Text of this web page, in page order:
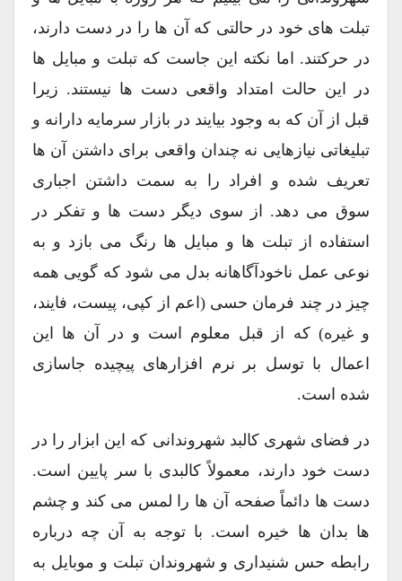
تبلت های خود در حالتی که آن ها را در دست دارند،
در حرکتند. اما نکته این جاست که تبلت و مبایل ها
در این حالت امتداد واقعی دست ها نیستند. زیرا
قبل از آن که به وجود بیایند در بازار سرمایه دارانه و
تبلیغاتی نیازهایی نه چندان واقعی برای داشتن آن ها
تعریف شده و افراد را به سمت داشتن اجباری
سوق می دهد. از سوی دیگر دست ها و تفکر در
استفاده از تبلت ها و مبایل ها رنگ می بازد و به
نوعی عمل ناخودآگاهانه بدل می شود که گویی همه
چیز در چند فرمان حسی (اعم از کپی، پیست، فایند،
و غیره) که از قبل معلوم است و در آن ها این
اعمال با توسل بر نرم افزارهای پیچیده جاسازی
شده است.
در فضای شهری کالبد شهروندانی که این ابزار را در
دست خود دارند، معمولاً کالبدی با سر پایین است.
دست ها دائماً صفحه آن ها را لمس می کند و چشم
ها بدان ها خیره است. با توجه به آن چه درباره
رابطه حس شنیداری و شهروندان تبلت و موبایل به